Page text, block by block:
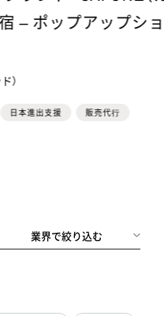
– ポップアップショ
日本進出支援 販売代⾏
業界で絞り込む